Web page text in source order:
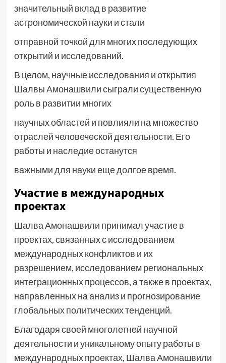
значительный вклад в развитие
астрономической науки и стали
отправной точкой для многих последующих
открытий и исследований.
В целом, научные исследования и открытия
Шалвы Амонашвили сыграли существенную
роль в развитии многих
научных областей и повлияли на множество
отраслей человеческой деятельности. Его
работы и наследие останутся
важными для науки еще долгое время.
Участие в международных
проектах
Шалва Амонашвили принимал участие в
проектах, связанных с исследованием
международных конфликтов и их
разрешением, исследованием региональных
интеграционных процессов, а также в проектах,
направленных на анализ и прогнозирование
глобальных политических тенденций.
Благодаря своей многолетней научной
деятельности и уникальному опыту работы в
международных проектах, Шалва Амонашвили